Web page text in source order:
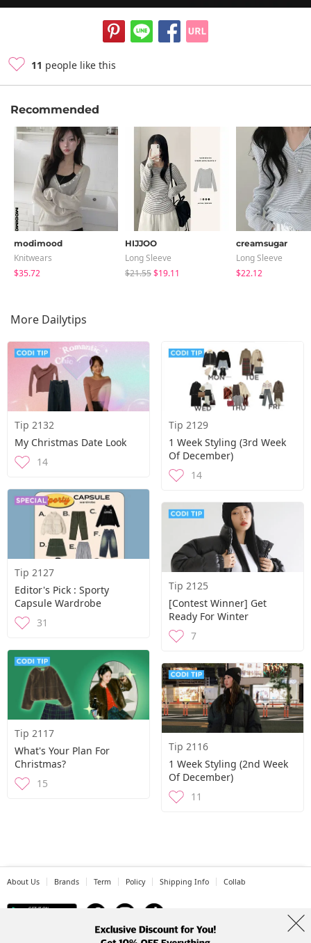
11 people like this
Recommended
modimood
Knitwears
$35.72
HIJJOO
Long Sleeve
$21.55$19.11
creamsugar
Long Sleeve
$22.12
More Dailytips
Tip 2132
My Christmas Date Look
14
Tip 2129
1 Week Styling (3rd Week
Of December)
14
Tip 2127
Editor's Pick : Sporty
Capsule Wardrobe
31
Tip 2125
[Contest Winner] Get
Ready For Winter
7
Tip 2117
What's Your Plan For
Christmas?
15
Tip 2116
1 Week Styling (2nd Week
Of December)
11
About Us Brands Term Policy Shipping Info Collab
Address: A-301, 114, Gasan digital 2-ro, Geumcheon-gu, Seoul